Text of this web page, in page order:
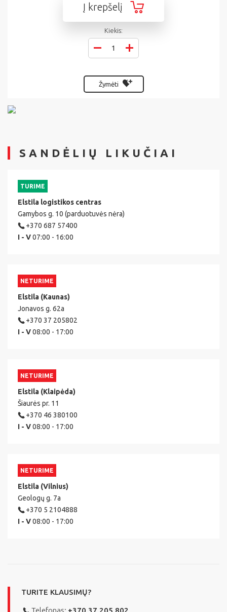
Į krepšelį
Kiekis:
Žymėti
SANDĖLIŲ LIKUČIAI
TURIME
Elstila logistikos centras
Gamybos g. 10 (parduotuvės nėra)
+370 687 57400
I - V07:00 - 16:00
NETURIME
Elstila (Kaunas)
Jonavos g. 62a
+370 37 205802
I - V08:00 - 17:00
NETURIME
Elstila (Klaipėda)
Šiaurės pr. 11
+370 46 380100
I - V08:00 - 17:00
NETURIME
Elstila (Vilnius)
Geologų g. 7a
+370 5 2104888
I - V08:00 - 17:00
TURITE KLAUSIMŲ?